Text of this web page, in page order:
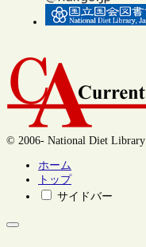
© 2006- National Diet Library
ホーム
トップ
サイドバー